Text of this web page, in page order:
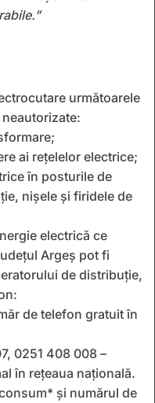
următoarele
ai reţelelor electrice;
în posturile de
nişele şi firidele de
electrică ce
Argeș pot fi
de distribuție,
de telefon gratuit în
0251 408 008 –
în rețeaua națională.
și numărul de